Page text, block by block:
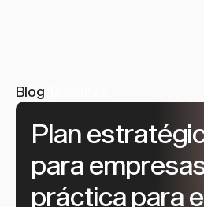
Blog
Plan
para
práctica para